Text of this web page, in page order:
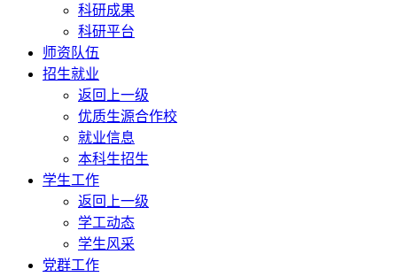
科研成果
科研平台
师资队伍
招生就业
返回上一级
优质生源合作校
就业信息
本科生招生
学生工作
返回上一级
学工动态
学生风采
党群工作